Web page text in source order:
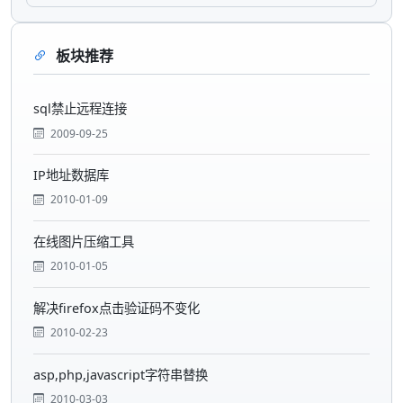
板块推荐
sql禁止远程连接
2009-09-25
IP地址数据库
2010-01-09
在线图片压缩工具
2010-01-05
解决firefox点击验证码不变化
2010-02-23
asp,php,javascript字符串替换
2010-03-03